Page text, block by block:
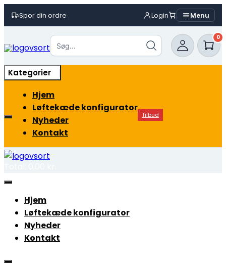
Spor din ordre Login Menu
to
0
Kategorier
Hjem
Løftekæde konfigurator
Nyheder
Kontakt
Tilbud
Hjem
Løftekæde konfigurator
Nyheder
Kontakt